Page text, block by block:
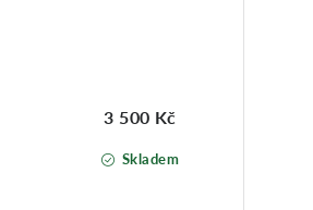
Skladem
3 500 Kč